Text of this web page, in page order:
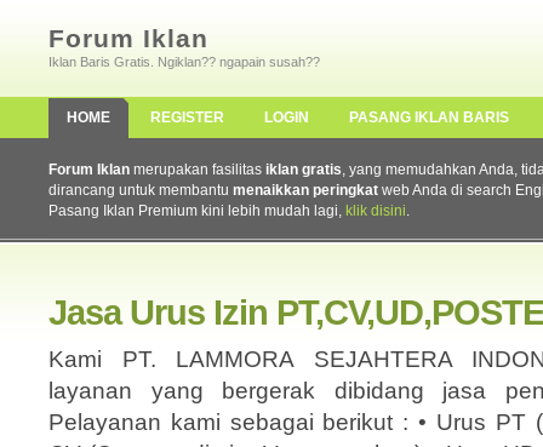
Forum Iklan
Iklan Baris Gratis. Ngiklan?? ngapain susah??
HOME REGISTER LOGIN PASANG IKLAN BARIS
Forum Iklan merupakan fasilitas iklan gratis, yang memudahkan Anda,
dirancang untuk membantu menaikkan peringkat web Anda di search
Pasang Iklan Premium kini lebih mudah lagi, klik disini.
Jasa Urus Izin
Kami PT. LAMMORA SEJAHTERA
layanan yang bergerak dibidang jasa
Pelayanan kami sebagai berikut : • Urus PT